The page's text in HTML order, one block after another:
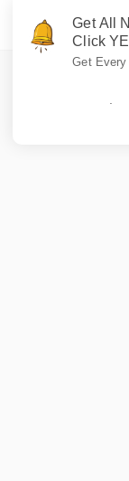
Get All
Click
Get